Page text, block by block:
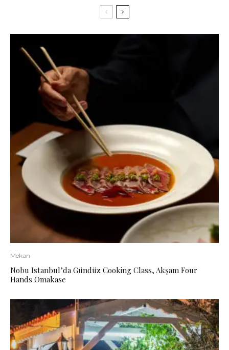
Mekan
Nobu Istanbul’da Gündüz Cooking Class, Akşam Four
Hands Omakase